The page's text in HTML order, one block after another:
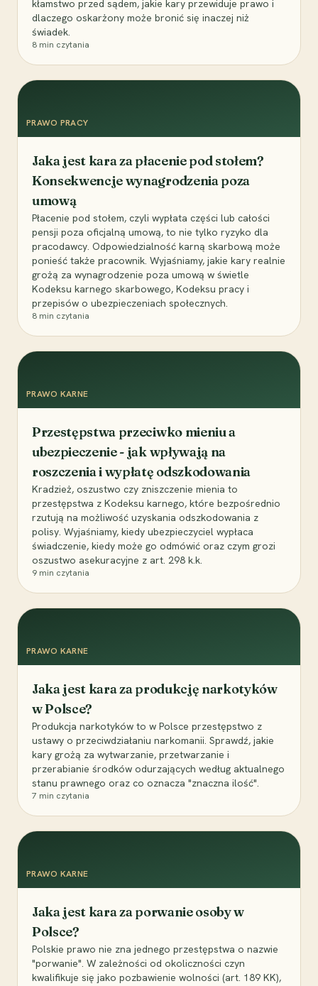
kłamstwo przed sądem, jakie kary przewiduje prawo i
dlaczego oskarżony może bronić się inaczej niż
świadek.
8 min czytania
PRAWO PRACY
Jaka jest kara za płacenie pod stołem?
Konsekwencje wynagrodzenia poza
umową
Płacenie pod stołem, czyli wypłata części lub całości
pensji poza oficjalną umową, to nie tylko ryzyko dla
pracodawcy. Odpowiedzialność karną skarbową może
ponieść także pracownik. Wyjaśniamy, jakie kary realnie
grożą za wynagrodzenie poza umową w świetle
Kodeksu karnego skarbowego, Kodeksu pracy i
przepisów o ubezpieczeniach społecznych.
8 min czytania
PRAWO KARNE
Przestępstwa przeciwko mieniu a
ubezpieczenie - jak wpływają na
roszczenia i wypłatę odszkodowania
Kradzież, oszustwo czy zniszczenie mienia to
przestępstwa z Kodeksu karnego, które bezpośrednio
rzutują na możliwość uzyskania odszkodowania z
polisy. Wyjaśniamy, kiedy ubezpieczyciel wypłaca
świadczenie, kiedy może go odmówić oraz czym grozi
oszustwo asekuracyjne z art. 298 k.k.
9 min czytania
PRAWO KARNE
Jaka jest kara za produkcję narkotyków
w Polsce?
Produkcja narkotyków to w Polsce przestępstwo z
ustawy o przeciwdziałaniu narkomanii. Sprawdź, jakie
kary grożą za wytwarzanie, przetwarzanie i
przerabianie środków odurzających według aktualnego
stanu prawnego oraz co oznacza "znaczna ilość".
7 min czytania
PRAWO KARNE
Jaka jest kara za porwanie osoby w
Polsce?
Polskie prawo nie zna jednego przestępstwa o nazwie
"porwanie". W zależności od okoliczności czyn
kwalifikuje się jako pozbawienie wolności (art. 189 KK),